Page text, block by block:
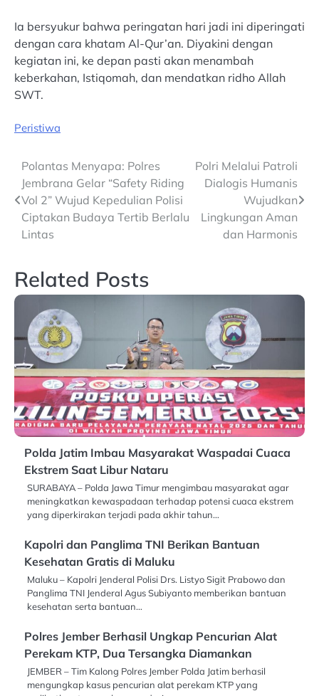
Ia bersyukur bahwa peringatan hari jadi ini diperingati
dengan cara khatam Al-Qur’an. Diyakini dengan
kegiatan ini, ke depan pasti akan menambah
keberkahan, Istiqomah, dan mendatkan ridho Allah
SWT.
Peristiwa
Post
navigation
Polantas Menyapa: Polres
Jembrana Gelar “Safety Riding
Vol 2” Wujud Kepedulian Polisi
Ciptakan Budaya Tertib Berlalu
Lintas
Polri Melalui Patroli
Dialogis Humanis
Wujudkan
Lingkungan Aman
dan Harmonis
Related Posts
Polda Jatim Imbau Masyarakat Waspadai Cuaca
Ekstrem Saat Libur Nataru
SURABAYA – Polda Jawa Timur mengimbau masyarakat agar
meningkatkan kewaspadaan terhadap potensi cuaca ekstrem
yang diperkirakan terjadi pada akhir tahun…
Kapolri dan Panglima TNI Berikan Bantuan
Kesehatan Gratis di Maluku
Maluku – Kapolri Jenderal Polisi Drs. Listyo Sigit Prabowo dan
Panglima TNI Jenderal Agus Subiyanto memberikan bantuan
kesehatan serta bantuan…
Polres Jember Berhasil Ungkap Pencurian Alat
Perekam KTP, Dua Tersangka Diamankan
JEMBER – Tim Kalong Polres Jember Polda Jatim berhasil
mengungkap kasus pencurian alat perekam KTP yang